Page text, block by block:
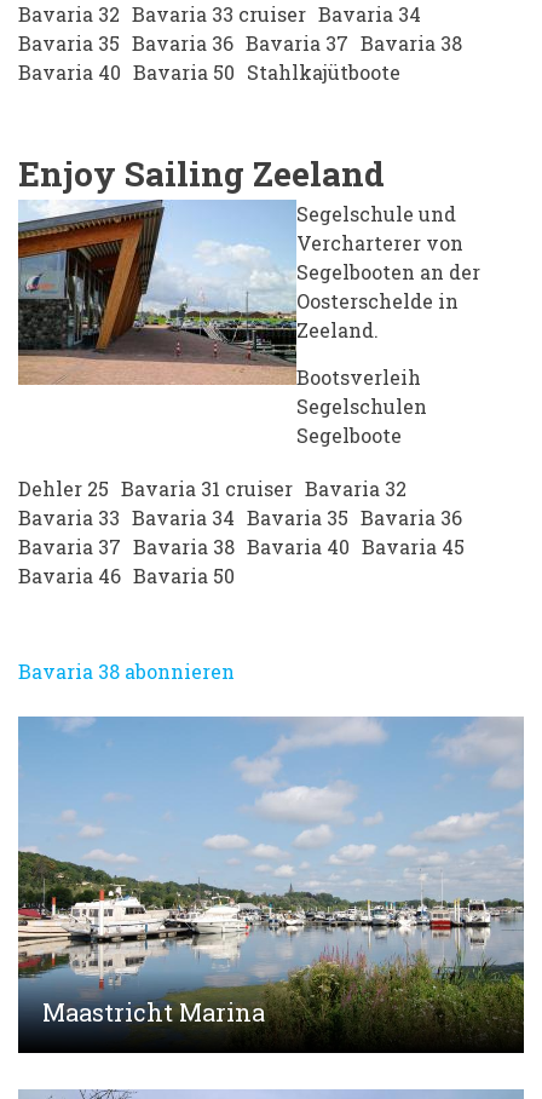
Bavaria 32 Bavaria 33 cruiser Bavaria 34
Bavaria 35 Bavaria 36 Bavaria 37 Bavaria 38
Bavaria 40 Bavaria 50 Stahlkajütboote
Enjoy Sailing Zeeland
Segelschule und
Vercharterer von
Segelbooten an der
Oosterschelde in
Zeeland.
Bootsverleih
Segelschulen
Segelboote
Dehler 25 Bavaria 31 cruiser Bavaria 32
Bavaria 33 Bavaria 34 Bavaria 35 Bavaria 36
Bavaria 37 Bavaria 38 Bavaria 40 Bavaria 45
Bavaria 46 Bavaria 50
Bavaria 38 abonnieren
Maastricht Marina